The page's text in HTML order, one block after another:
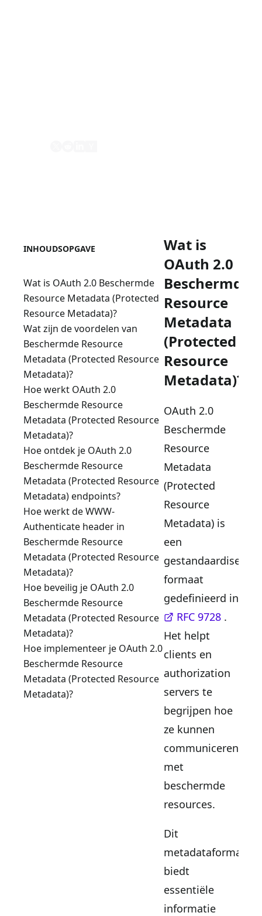
INHOUDSOPGAVE
Wat is OAuth 2.0 Beschermde
Resource Metadata (Protected
Resource Metadata)?
Wat zijn de voordelen van
Beschermde Resource
Metadata (Protected Resource
Metadata)?
Hoe werkt OAuth 2.0
Beschermde Resource
Metadata (Protected Resource
Metadata)?
Hoe ontdek je OAuth 2.0
Beschermde Resource
Metadata (Protected Resource
Metadata) endpoints?
Hoe werkt de WWW-
Authenticate header in
Beschermde Resource
Metadata (Protected Resource
Metadata)?
Hoe beveilig je OAuth 2.0
Beschermde Resource
Metadata (Protected Resource
Metadata)?
Hoe implementeer je OAuth 2.0
Beschermde Resource
Metadata (Protected Resource
Metadata)?
Wat is
OAuth 2.0
Beschermde
Resource
Metadata
(Protected
Resource
Metadata)?
OAuth 2.0
Beschermde
Resource
Metadata
(Protected
Resource
Metadata) is
een
gestandaardiseerd
formaat
gedefinieerd in
RFC 9728 .
Het helpt
clients en
authorization
servers te
begrijpen hoe
ze kunnen
communiceren
met
beschermde
resources.
Dit
metadataformaat
biedt
essentiële
informatie